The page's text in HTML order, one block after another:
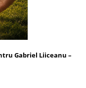
Gabriel Liiceanu –